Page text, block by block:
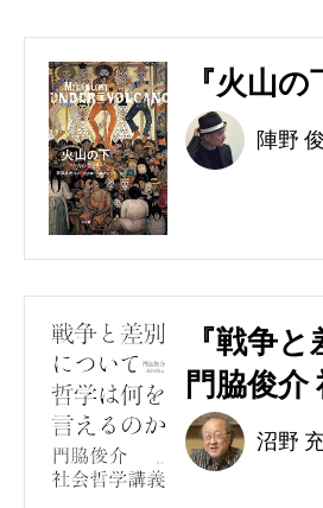
『火山
陣野
『戦争
門脇俊介
沼野